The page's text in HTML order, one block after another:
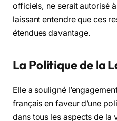
officiels, ne serait autorisé
laissant entendre que ces
étendues davantage.
La Politique de la
Elle a souligné
français en faveur d’une
dans tous les aspects de la